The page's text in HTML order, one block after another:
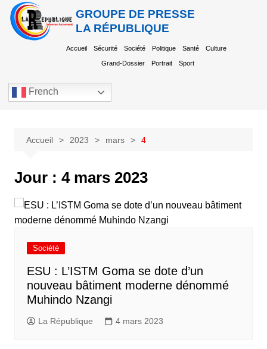
GROUPE DE PRESSE
LA RÉPUBLIQUE
Accueil Sécurité Société Politique Santé Culture
Grand-Dossier Portrait Sport
French
Accueil 2023 mars 4
Jour : 4 mars 2023
Société
ESU : L’ISTM Goma se dote d’un
nouveau bâtiment moderne dénommé
Muhindo Nzangi
La République 4 mars 2023